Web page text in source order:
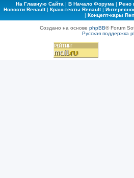
На Главную Сайта | В Начало Форума | Рено
Новости Renault| Краш-тесты Renault|
| Концепт-кары
Создано на основе phpBB® Forum
Русская поддержка